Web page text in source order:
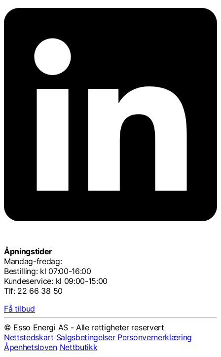
Åpningstider
Mandag-fredag:
Bestilling: kl 07:00-16:00
Kundeservice: kl 09:00-15:00
Tlf: 22 66 38 50
Få tilbud
© Esso Energi AS - Alle rettigheter reservert
Nettstedskart Salgsbetingelser Personvernerklæring
Åpenhetsloven Nettbutikk